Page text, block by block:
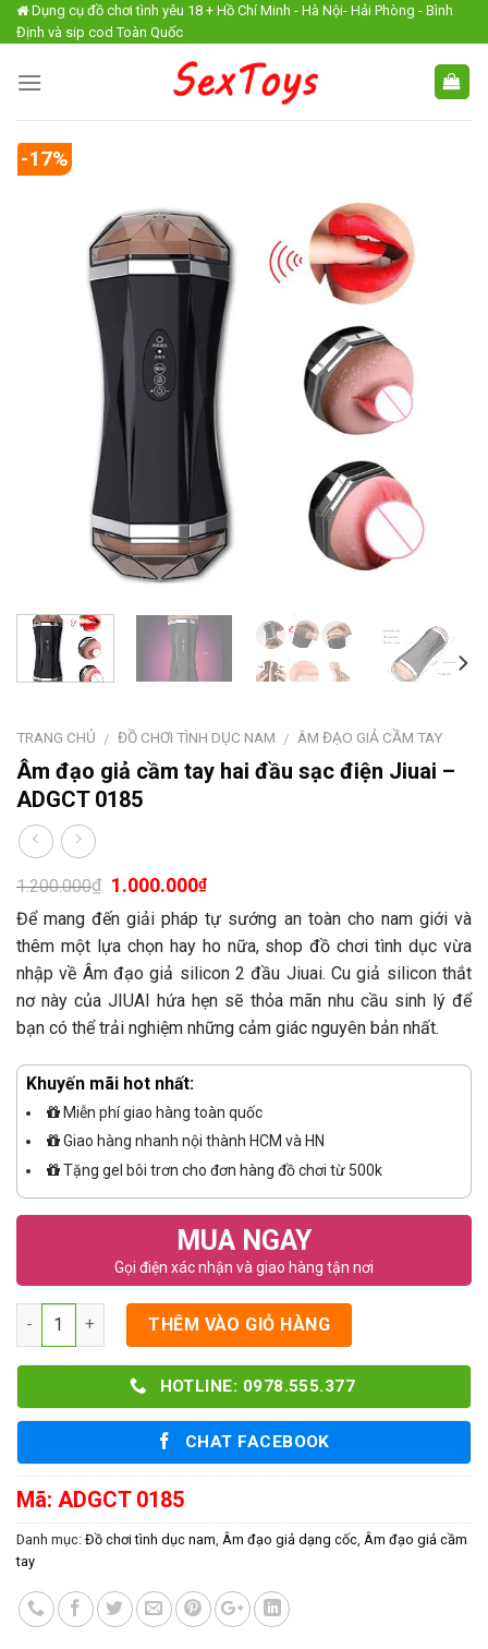
Skip
to
Dụng cụ đồ chơi tình yêu 18 + Hồ Chí Minh - Hà Nội- Hải Phòng - Bình
Định và sip cod Toàn Quốc
-17%
TRANG CHỦ / ĐỒ CHƠI TÌNH DỤC NAM / ÂM ĐẠO GIẢ CẦM TAY
Âm đạo giả cầm tay hai đầu sạc điện Jiuai –
ADGCT 0185
1.200.000₫ 1.000.000₫
Để mang đến giải pháp tự sướng an toàn cho nam giới và
thêm một lựa chọn hay ho nữa, shop đồ chơi tình dục vừa
nhập về Âm đạo giả silicon 2 đầu Jiuai. Cu giả silicon thắt
nơ này của JIUAI hứa hẹn sẽ thỏa mãn nhu cầu sinh lý để
bạn có thể trải nghiệm những cảm giác nguyên bản nhất.
Khuyến mãi hot nhất:
Miễn phí giao hàng toàn quốc
Giao hàng nhanh nội thành HCM và HN
Tặng gel bôi trơn cho đơn hàng đồ chơi từ 500k
MUA NGAY
Gọi điện xác nhận và giao hàng tận nơi
Số lượng THÊM VÀO GIỎ HÀNG
HOTLINE: 0978.555.377
CHAT FACEBOOK
Mã: ADGCT 0185
Danh mục: Đồ chơi tình dục nam Âm đạo giả dạng cốc Âm đạo giả cầm
tay